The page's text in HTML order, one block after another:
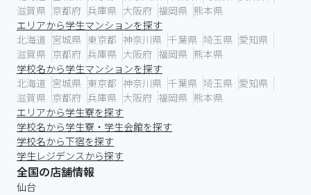
滋賀県 京都府 兵庫県 大阪府 福岡県 熊本県
エリアから学生マンションを探す
北海道 宮城県 東京都 神奈川県 千葉県 埼玉県 愛知県
滋賀県 京都府 兵庫県 大阪府 福岡県 熊本県
学校名から学生マンションを探す
北海道 宮城県 東京都 神奈川県 千葉県 埼玉県 愛知県
滋賀県 京都府 兵庫県 大阪府 福岡県 熊本県
エリアから学生寮を探す
学校名から学生寮・学生会館を探す
学校名から下宿を探す
学生レジデンスから探す
全国の店舗情報
仙台